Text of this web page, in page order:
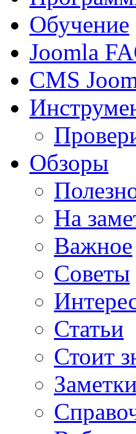
Обучение
Joomla
CMS
Обзоры
На
Важное
Советы
Статьи
Стоит
Заметки